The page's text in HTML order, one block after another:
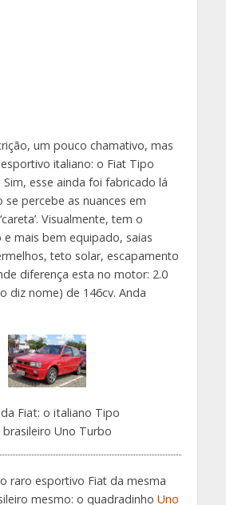
um pouco chamativo, mas
italiano: o Fiat Tipo
Sim, esse ainda foi fabricado lá
se percebe as nuances em
Visualmente, tem o
e mais bem equipado, saias
teto solar, escapamento
diferença esta no motor: 2.0
diz nome) de 146cv. Anda
Fiat: o italiano Tipo
brasileiro Uno Turbo
raro esportivo Fiat da mesma
mesmo: o quadradinho Uno